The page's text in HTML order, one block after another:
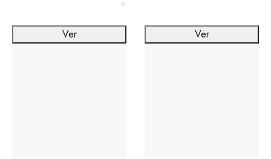
Ver Ver